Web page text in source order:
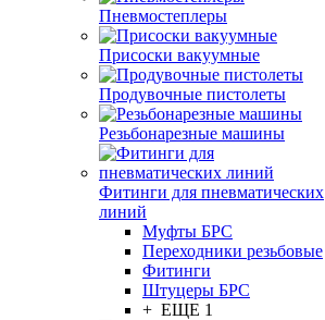
Пневмостеплеры
Присоски вакуумные
Продувочные пистолеты
Резьбонарезные машины
Фитинги для пневматических
линий
Муфты БРС
Переходники резьбовые
Фитинги
Штуцеры БРС
+ ЕЩЕ 1